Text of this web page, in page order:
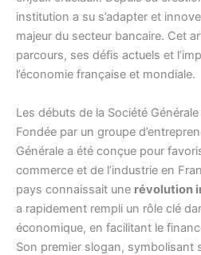
institution a su s’adapter et
majeur du secteur bancaire. Cet
parcours, ses défis actuels et
l’économie française et mondiale.
Les débuts de la Société Générale
Fondée par un groupe
Générale a été conçue pour
commerce et de l’industrie en
pays connaissait une révolution
a rapidement rempli un rôle clé
économique, en facilitant le
Son premier slogan, symbolisant